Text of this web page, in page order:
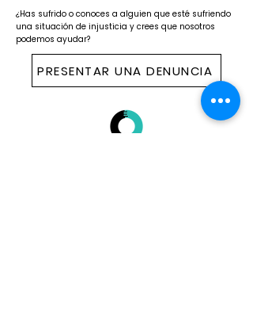
¿Has sufrido o conoces a alguien que esté sufriendo
una situación de injusticia y crees que nosotros
podemos ayudar?
PRESENTAR UNA DENUNCIA